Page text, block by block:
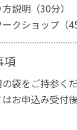
説明（30分）
クショップ（45
項
袋をご持参くだ
お申込み受付